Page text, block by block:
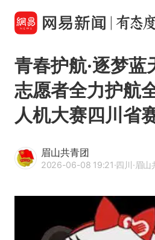
青春护航·逐梦
志愿者全力护航
人机大赛四川省
眉山共青团
2026-06-08 19:21·四川·眉山